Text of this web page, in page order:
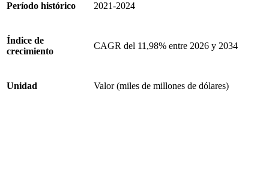
Período histórico 2021-2024
Índice de
crecimiento
CAGR del 11,98% entre 2026 y 2034
Unidad Valor (miles de millones de dólares)